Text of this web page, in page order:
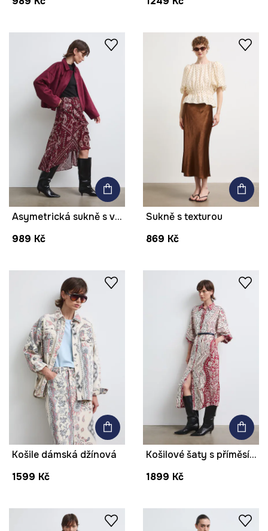
Asymetrická sukně s volánem
989 Kč
Sukně s texturou
869 Kč
Košile dámská džínová
1599 Kč
Košilové šaty s příměsí lnu s páskem
1899 Kč